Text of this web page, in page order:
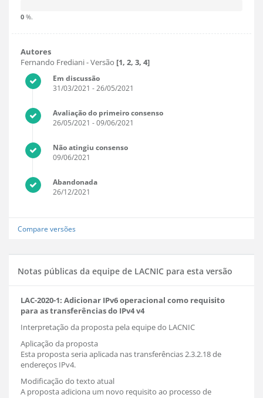
0 %.
Autores
Fernando Frediani- Versão [1, 2, 3, 4]
Em discussão
31/03/2021 - 26/05/2021
Avaliação do primeiro consenso
26/05/2021 - 09/06/2021
Não atingiu consenso
09/06/2021
Abandonada
26/12/2021
Compare versões
Notas públicas da equipe de LACNIC para esta versão
LAC-2020-1: Adicionar IPv6 operacional como requisito
para as transferências do IPv4 v4
Interpretação da proposta pela equipe do LACNIC
Aplicação da proposta
Esta proposta seria aplicada nas transferências 2.3.2.18 de
endereços IPv4.
Modificação do texto atual
A proposta adiciona um novo requisito ao processo de